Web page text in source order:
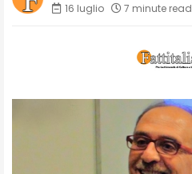
16 luglio
7 minute read